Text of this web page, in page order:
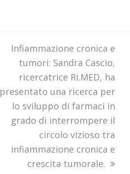
next
post:
Infiammazione cronica e
tumori: Sandra Cascio,
ricercatrice Ri.MED, ha
presentato una ricerca per
lo sviluppo di farmaci in
grado di interrompere il
circolo vizioso tra
infiammazione cronica e
crescita tumorale.